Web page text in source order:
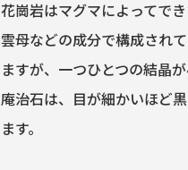
花崗岩はマグマによってで
雲母などの成分で構成され
ますが、一つひとつの結晶
庵治石は、目が細かいほど
ます。